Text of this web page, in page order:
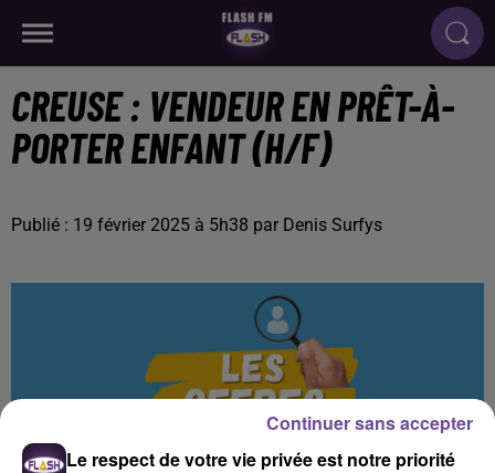
CREUSE : VENDEUR EN PRÊT-À-
PORTER ENFANT (H/F)
Publié : 19 février 2025 à 5h38 par Denis Surfys
Le respect de votre vie privée est notre priorité
Continuer sans accepter